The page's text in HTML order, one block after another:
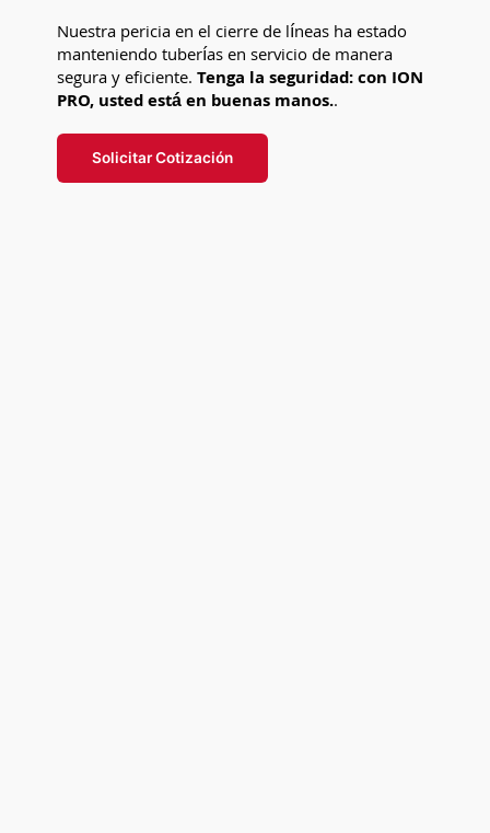
Nuestra pericia en el cierre de líneas ha estado
manteniendo tuberías en servicio de manera
segura y eficiente.Tenga la seguridad: con ION
PRO, usted está en buenas manos..
Solicitar Cotización